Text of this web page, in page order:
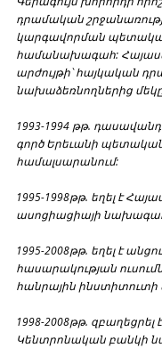
դրամական
կարգավորման
համանախագահ:
արժույթի՝ հայկական
նախաձեռնողներից
1993-1994 թթ.
գործ Երեւանի
համալսարանում:
1995-1998թթ. եղել է
ասոցիացիայի
1995-2008թթ. եղել է
հասարակության
հանրային ինստիտուտի
1998-2008թթ. զբաղեցրել
Կենտրոնական բանկի